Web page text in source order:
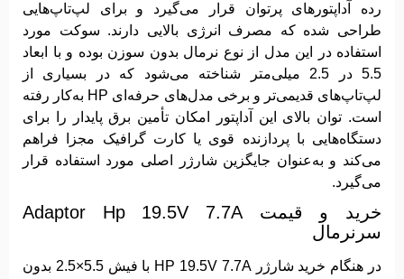
رده آداپتورهای پرتوان قرار می‌گیرد و برای لپ‌تاپ‌هایی
طراحی شده که مصرف انرژی بالایی دارند. سوکت مورد
استفاده در این مدل از نوع نرمال بدون سوزن بوده و با ابعاد
5.5 در 2.5 میلی‌متر شناخته می‌شود که در بسیاری از
لپ‌تاپ‌های قدیمی‌تر و برخی مدل‌های حرفه‌ای HP به‌کار رفته
است. توان بالای این آداپتور امکان تأمین برق پایدار را برای
دستگاه‌هایی با پردازنده قوی یا کارت گرافیک مجزا فراهم
می‌کند و به‌عنوان جایگزین شارژر اصلی مورد استفاده قرار
می‌گیرد.
خرید و قیمت Adaptor Hp 19.5V 7.7A
سرنرمال
در هنگام خرید شارژر HP 19.5V 7.7A با فیش 5.5×2.5 بدون